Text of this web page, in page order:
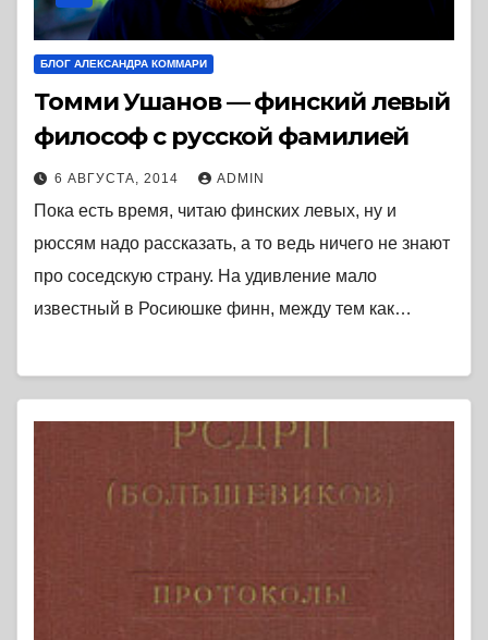
БЛОГ АЛЕКСАНДРА КОММАРИ
Томми Ушанов — финский левый
философ с русской фамилией
6 АВГУСТА, 2014 ADMIN
Пока есть время, читаю финских левых, ну и
рюссям надо рассказать, а то ведь ничего не знают
про соседскую страну. На удивление мало
известный в Росиюшке финн, между тем как…